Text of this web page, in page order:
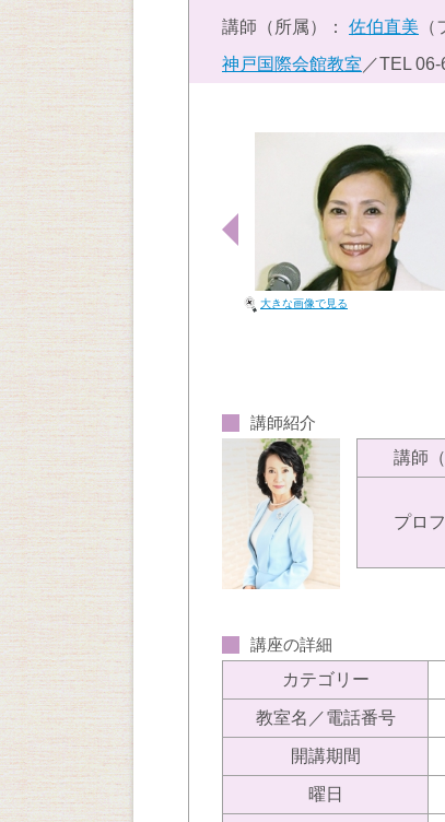
講師（所属）： 佐伯直美
神戸国際会館教室 ／TEL 06-
大きな画像で見る
講師紹介
講師
プロ
講座の詳細
カテゴリー
教室名／電話番号
開講期間
曜日